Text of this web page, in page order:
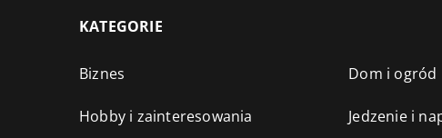
KATEGORIE
Biznes Dom i ogród
Hobby i zainteresowania Jedzenie i